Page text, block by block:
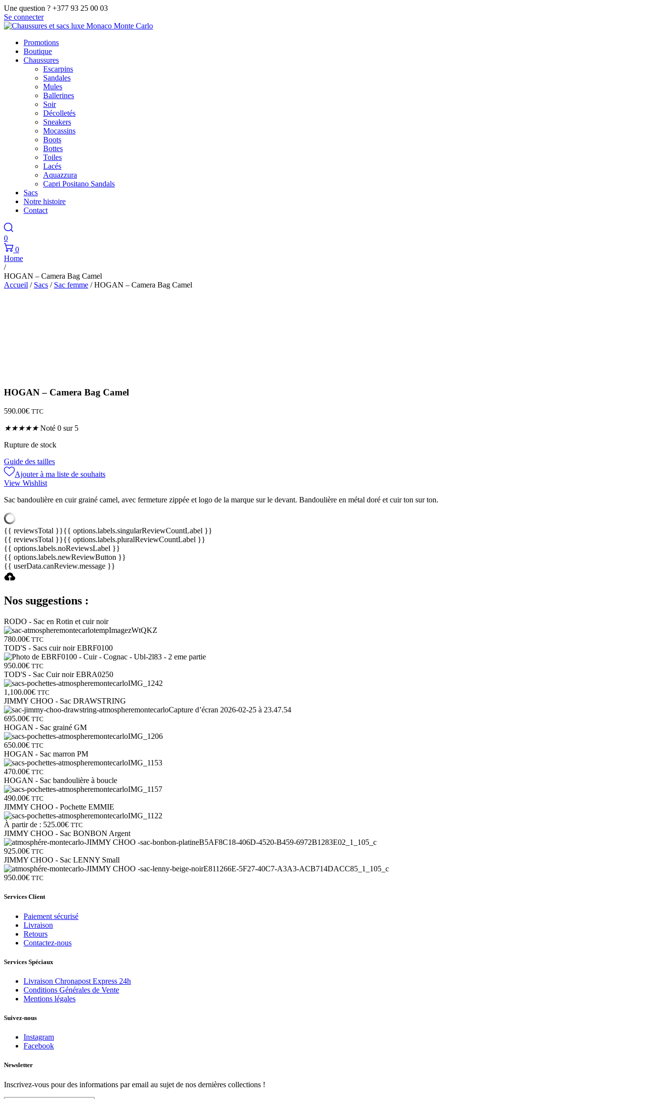
Une question ? +377 93 25 00 03
Se connecter
Promotions
Boutique
Chaussures
Escarpins
Sandales
Mules
Ballerines
Soir
Décolletés
Sneakers
Mocassins
Boots
Bottes
Toiles
Lacés
Aquazzura
Capri Positano Sandals
Sacs
Notre histoire
Contact
0
0
Home
/
HOGAN – Camera Bag Camel
Accueil / Sacs / Sac femme / HOGAN – Camera Bag Camel
HOGAN – Camera Bag Camel
590.00€ TTC
★★★★★ Noté 0 sur 5
Rupture de stock
Guide des tailles
Ajouter à ma liste de souhaits
View Wishlist
Sac bandoulière en cuir grainé camel, avec fermeture zippée et logo de la marque sur le devant. Bandoulière en métal doré et cuir ton sur ton.
{{ reviewsTotal }}{{ options.labels.singularReviewCountLabel }}
{{ reviewsTotal }}{{ options.labels.pluralReviewCountLabel }}
{{ options.labels.noReviewsLabel }}
{{ options.labels.newReviewButton }}
{{ userData.canReview.message }}
Nos suggestions :
RODO - Sac en Rotin et cuir noir
780.00€ TTC
TOD'S - Sacs cuir noir EBRF0100
950.00€ TTC
TOD'S - Sac Cuir noir EBRA0250
1,100.00€ TTC
JIMMY CHOO - Sac DRAWSTRING
695.00€ TTC
HOGAN - Sac grainé GM
650.00€ TTC
HOGAN - Sac marron PM
470.00€ TTC
HOGAN - Sac bandoulière à boucle
490.00€ TTC
JIMMY CHOO - Pochette EMMIE
À partir de : 525.00€ TTC
JIMMY CHOO - Sac BONBON Argent
925.00€ TTC
JIMMY CHOO - Sac LENNY Small
950.00€ TTC
Services Client
Paiement sécurisé
Livraison
Retours
Contactez-nous
Services Spéciaux
Livraison Chronapost Express 24h
Conditions Générales de Vente
Mentions légales
Suivez-nous
Instagram
Facebook
Newsletter
Inscrivez-vous pour des informations par email au sujet de nos dernières collections !